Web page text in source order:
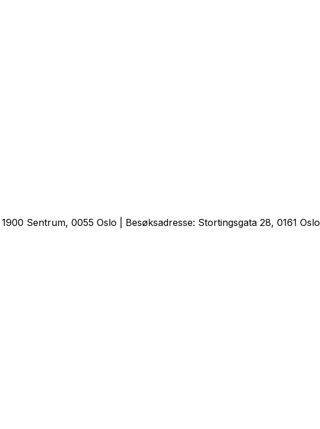
1900 Sentrum, 0055 Oslo | Besøksadresse: Stortingsgata 28, 0161 Oslo